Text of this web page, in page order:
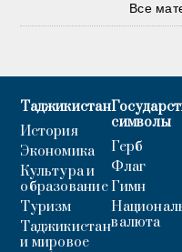
Все
Таджикистан
История
Экономика
Культура и
образование
Туризм
Таджикистан
и мировое
символы
Герб
Флаг
Гимн
валюта